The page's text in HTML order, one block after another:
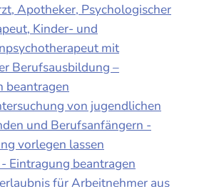
Apotheker, Psychologischer
Kinder- und
mit
Berufsausbildung –
beantragen
von jugendlichen
und Berufsanfängern -
vorlegen lassen
Eintragung beantragen
für Arbeitnehmer aus